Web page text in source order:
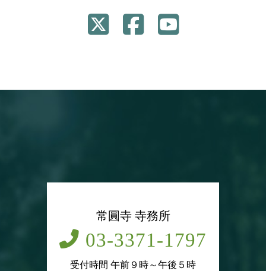
常圓寺 寺務所
03-3371-1797
受付時間 午前９時～午後５時